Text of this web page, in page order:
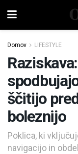
Domov LIFESTYLE
ščitijo
boleznijo
Poklica, ki
navigacijo in